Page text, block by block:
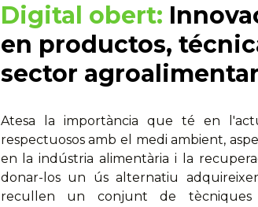
Digital obert:
en productos,
sector
Atesa la importància que té en
respectuosos amb el medi ambient,
en la indústria alimentària i la
donar-los un ús alternatiu
recullen un conjunt de tècniques